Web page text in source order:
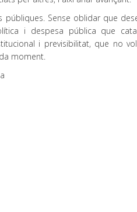
Sense oblidar que
i despesa pública que
i previsibilitat, que no
moment.